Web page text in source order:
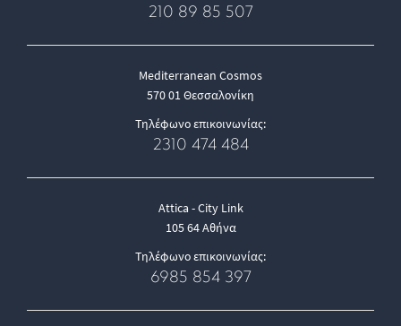
210 89 85 507
Mediterranean Cosmos
570 01 Θεσσαλονίκη
Τηλέφωνο επικοινωνίας:
2310 474 484
Attica - City Link
105 64 Αθήνα
Τηλέφωνο επικοινωνίας:
6985 854 397